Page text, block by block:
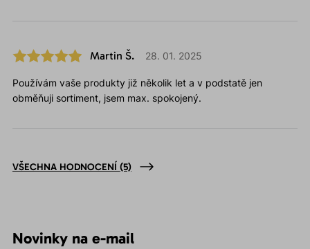
Martin Š. 28. 01. 2025
Používám vaše produkty již několik let a v podstatě jen
obměňuji sortiment, jsem max. spokojený.
VŠECHNA HODNOCENÍ (5)
Novinky na e-mail